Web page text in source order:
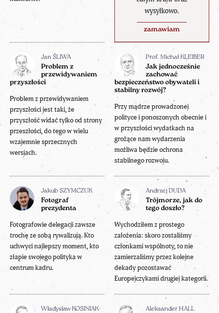
wysyłkowo.
zamawiam
Jan ŚLIWA
Problem z
przewidywaniem
przyszłości
Problem z przewidywaniem
przyszłości jest taki, że
przyszłość widać tylko od strony
przeszłości, do tego w wielu
wzajemnie sprzecznych
wersjach.
Prof. Michał KLEIBER
Jak jednocześnie
zachować
bezpieczeństwo obywateli i
stabilny rozwój?
Przy mądrze prowadzonej
polityce i ponoszonych obecnie i
w przyszłości wydatkach na
grożące nam wydarzenia
możliwa będzie ochrona
stabilnego rozwoju.
Jakub SZYMCZUK
Fotograf
prezydenta
Fotografowie delegacji zawsze
trochę ze sobą rywalizują. Kto
uchwyci najlepszy moment, kto
złapie swojego polityka w
centrum kadru.
Andrzej DUDA
Trójmorze, jak do
tego doszło?
Wychodziłem z prostego
założenia: skoro zostaliśmy
członkami wspólnoty, to nie
zamierzaliśmy przez kolejne
dekady pozostawać
Europejczykami drugiej kategorii.
Władysław KOSINIAK-
Aleksander HALL